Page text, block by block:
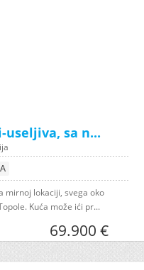
useljiva, sa n...
mirnoj lokaciji, svega oko
Kuća može ići pr...
69.900 €